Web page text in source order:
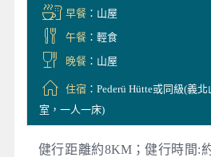
早餐：山屋
午餐：輕食
晚餐：山屋
住宿：Pederü Hütte或同級(義
室，一人一床)
健行距離約8KM；健行時間: